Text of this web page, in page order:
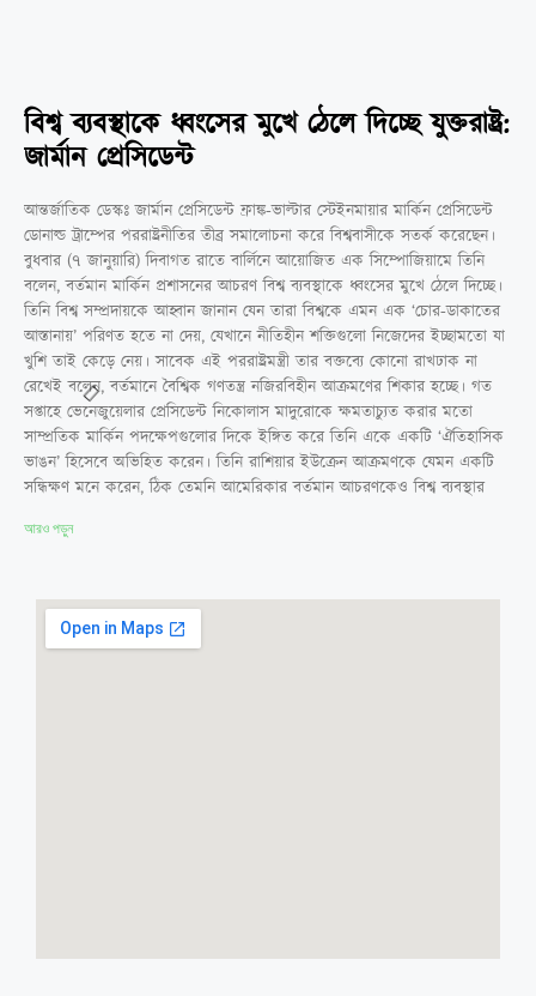
বিশ্ব ব্যবস্থাকে ধ্বংসের মুখে ঠেলে দিচ্ছে যুক্তরাষ্ট্র:
জার্মান প্রেসিডেন্ট
আন্তর্জাতিক ডেস্কঃ জার্মান প্রেসিডেন্ট ফ্রাঙ্ক-ভাল্টার স্টেইনমায়ার মার্কিন প্রেসিডেন্ট
ডোনাল্ড ট্রাম্পের পররাষ্ট্রনীতির তীব্র সমালোচনা করে বিশ্ববাসীকে সতর্ক করেছেন।
বুধবার (৭ জানুয়ারি) দিবাগত রাতে বার্লিনে আয়োজিত এক সিম্পোজিয়ামে তিনি
বলেন, বর্তমান মার্কিন প্রশাসনের আচরণ বিশ্ব ব্যবস্থাকে ধ্বংসের মুখে ঠেলে দিচ্ছে।
তিনি বিশ্ব সম্প্রদায়কে আহ্বান জানান যেন তারা বিশ্বকে এমন এক ‘চোর-ডাকাতের
আস্তানায়’ পরিণত হতে না দেয়, যেখানে নীতিহীন শক্তিগুলো নিজেদের ইচ্ছামতো যা
খুশি তাই কেড়ে নেয়। সাবেক এই পররাষ্ট্রমন্ত্রী তার বক্তব্যে কোনো রাখঢাক না
রেখেই বলেন, বর্তমানে বৈশ্বিক গণতন্ত্র নজিরবিহীন আক্রমণের শিকার হচ্ছে। গত
সপ্তাহে ভেনেজুয়েলার প্রেসিডেন্ট নিকোলাস মাদুরোকে ক্ষমতাচ্যুত করার মতো
সাম্প্রতিক মার্কিন পদক্ষেপগুলোর দিকে ইঙ্গিত করে তিনি একে একটি ‘ঐতিহাসিক
ভাঙন’ হিসেবে অভিহিত করেন। তিনি রাশিয়ার ইউক্রেন আক্রমণকে যেমন একটি
সন্ধিক্ষণ মনে করেন, ঠিক তেমনি আমেরিকার বর্তমান আচরণকেও বিশ্ব ব্যবস্থার
আরও পড়ুন